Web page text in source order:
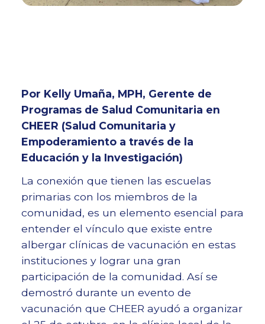
Por Kelly Umaña, MPH, Gerente de
Programas de Salud Comunitaria en
CHEER (Salud Comunitaria y
Empoderamiento a través de la
Educación y la Investigación)
La conexión que tienen las escuelas
primarias con los miembros de la
comunidad, es un elemento esencial para
entender el vínculo que existe entre
albergar clínicas de vacunación en estas
instituciones y lograr una gran
participación de la comunidad. Así se
demostró durante un evento de
vacunación que CHEER ayudó a organizar